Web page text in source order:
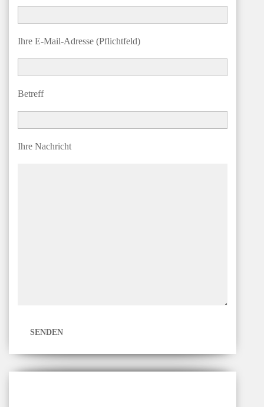
Ihre E-Mail-Adresse (Pflichtfeld)
Betreff
Ihre Nachricht